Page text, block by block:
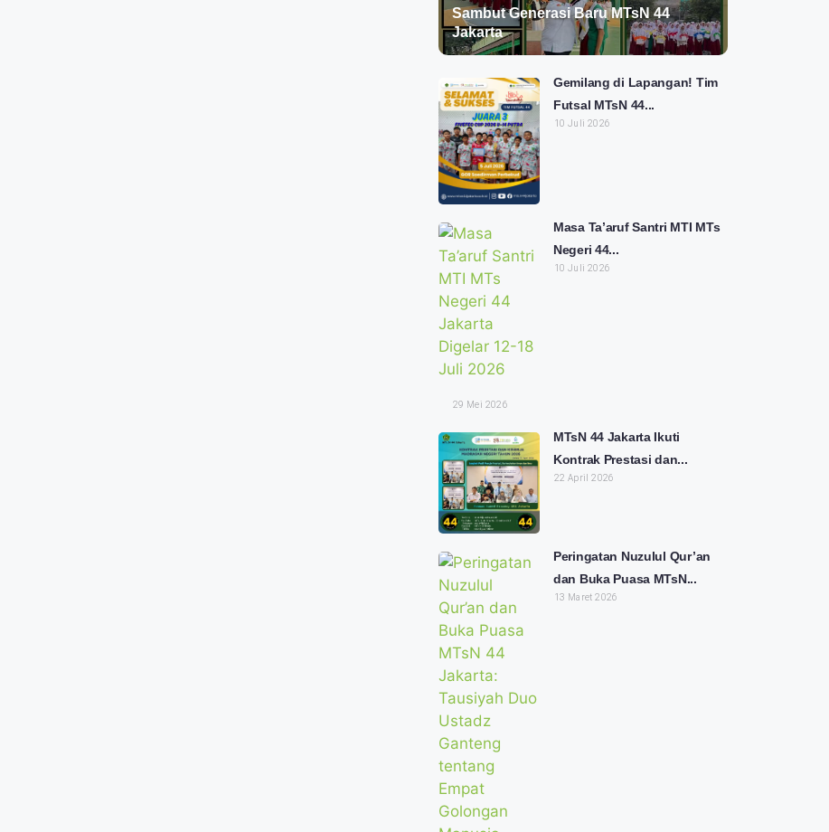
Sambut Generasi Baru MTsN 44
Jakarta
Gemilang di Lapangan! Tim
Futsal MTsN 44...
10 Juli 2026
Masa Ta’aruf Santri MTI MTs
Negeri 44...
10 Juli 2026
29 Mei 2026
MTsN 44 Jakarta Ikuti
Kontrak Prestasi dan...
22 April 2026
Peringatan Nuzulul Qur’an
dan Buka Puasa MTsN...
13 Maret 2026